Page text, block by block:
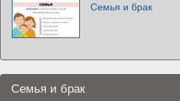
Семья и брак
Семья и брак